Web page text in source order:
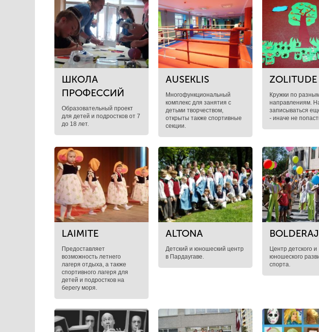
​ШКОЛА
ПРОФЕССИЙ
Образовательный проект
для детей и подростков от 7
до 18 лет.
AUSEKLIS
Многофункциональный
комплекс для занятия с
детьми творчеством,
открыты также спортивные
секции.
ZOLITUDE
Кружки по
направлениям.
записываться
- иначе не
LAIMITE
Предоставляет
возможность летнего
лагеря отдыха, а также
спортивного лагеря для
детей и подростков на
берегу моря.
ALTONA
Детский и юношеский центр
в Пардаугаве.
Центр детского и
юношеского
спорта.